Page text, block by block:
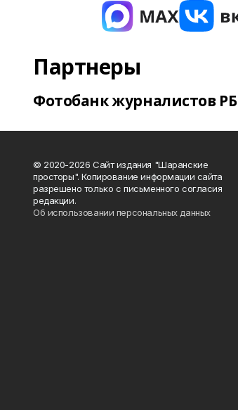
Партнеры
Фотобанк журналистов РБ
© 2020-2026 Сайт издания "Шаранские
просторы". Копирование информации сайта
разрешено только с письменного согласия
редакции.
Об использовании персональных данных